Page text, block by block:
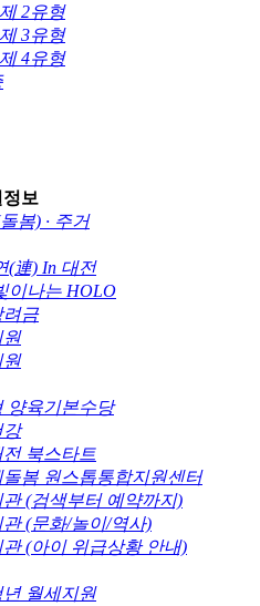
2유형
3유형
4유형
보
봄) · 주거
(連) In 대전
이나는 HOLO
려금
원
원
양육기본수당
강
전 북스타트
돌봄 원스톱통합지원센터
관 (검색부터 예약까지)
(문화/놀이/역사)
(아이 위급상황 안내)
월세지원